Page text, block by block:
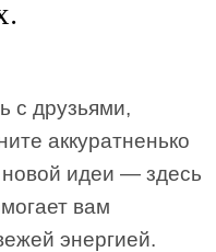
с друзьями,
аккуратненько
новой идеи — здесь
вам
энергией.